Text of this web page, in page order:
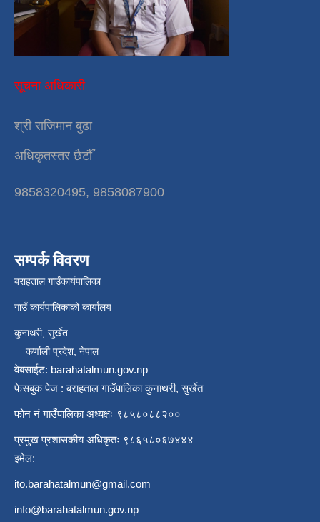
सूचना अधिकारी
श्री राजिमान बुढा
अधिकृतस्तर छैटौँ
9858320495, 9858087900
सम्पर्क विवरण
बराहताल गाउँकार्यपालिका
गाउँ कार्यपालिकाको कार्यालय
कुनाथरी, सुर्खेत
कर्णाली प्रदेश, नेपाल
वेबसाईट: barahatalmun.gov.np
फेसबुक पेज : बराहताल गाउँपालिका कुनाथरी, सुर्खेत
फोन नं गाउँपालिका अध्यक्षः ९८५८०८८२००
प्रमुख प्रशासकीय अधिकृतः ९८६५८०६७४४४
इमेल:
ito.barahatalmun@gmail.com
info@barahatalmun.gov.np